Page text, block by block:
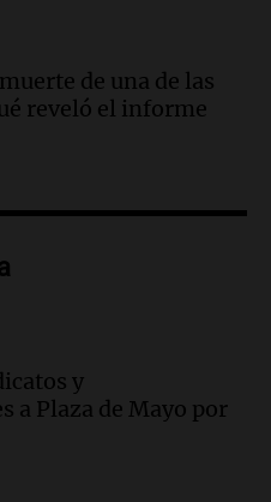
del estudiante para
finales para la gran
represión en el
por derrame de
de una de las
reveló el informe
y
a Plaza de Mayo por